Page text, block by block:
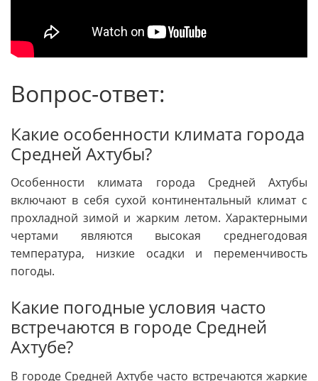
Вопрос-ответ:
Какие особенности климата города
Средней Ахтубы?
Особенности климата города Средней Ахтубы
включают в себя сухой континентальный климат с
прохладной зимой и жарким летом. Характерными
чертами являются высокая среднегодовая
температура, низкие осадки и переменчивость
погоды.
Какие погодные условия часто
встречаются в городе Средней
Ахтубе?
В городе Средней Ахтубе часто встречаются жаркие